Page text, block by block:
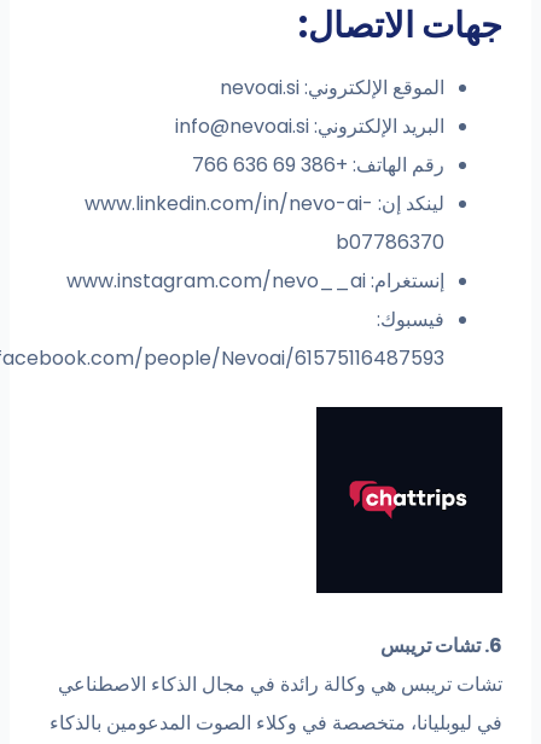
الاتصال:
الموقع الإلكتروني: nevoai.si
البريد الإلكتروني:info@nevoai.si
رقم الهاتف: +386 69 636 766
لينكد إن: www.linkedin.com/in/nevo-ai-
b07786370
إنستغرام: www.instagram.com/nevo__ai
فيسبوك:
www.facebook.com/people/Nevoai/61575116487593
تريبس هي وكالة رائدة في مجال الذكاء الاصطناعي
ليوبليانا، متخصصة في وكلاء الصوت المدعومين بالذكاء